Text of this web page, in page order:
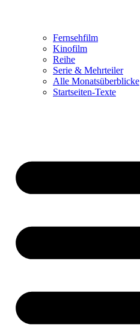
Fernsehfilm
Kinofilm
Reihe
Serie & Mehrteiler
Alle Monatsüberblicke
Startseiten-Texte